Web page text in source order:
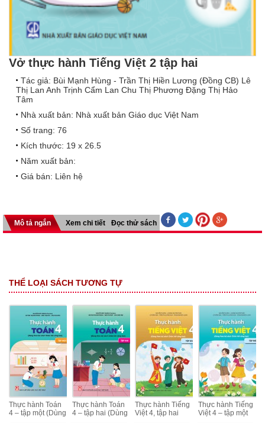
Vở thực hành Tiếng Việt 2 tập hai
Tác giả: Bùi Mạnh Hùng - Trần Thị Hiền Lương (Đồng CB) Lê
Thị Lan Anh Trịnh Cẩm Lan Chu Thị Phương Đặng Thị Hảo
Tâm
Nhà xuất bản: Nhà xuất bản Giáo dục Việt Nam
Số trang: 76
Kích thước: 19 x 26.5
Năm xuất bản:
Giá bán: Liên hệ
Mô tả ngắn Xem chi tiết Đọc thử sách
THỂ LOẠI SÁCH TƯƠNG TỰ
Thực hành Toán
4 – tập một (Dùng
theo bộ sách
Thực hành Toán
4 – tập hai (Dùng
theo bộ sách
Thực hành Tiếng
Việt 4, tập hai
(Dùng theo bộ
Thực hành Tiếng
Việt 4 – tập một
(Dùng theo bộ